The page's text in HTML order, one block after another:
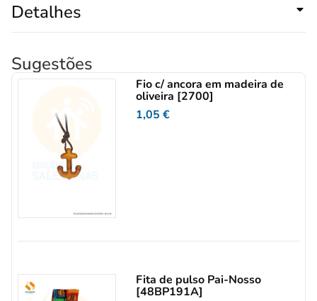
Detalhes
Sugestões
Fio c/ ancora em madeira de
oliveira [2700]
1,05€
Fita de pulso Pai-Nosso
[48BP191A]